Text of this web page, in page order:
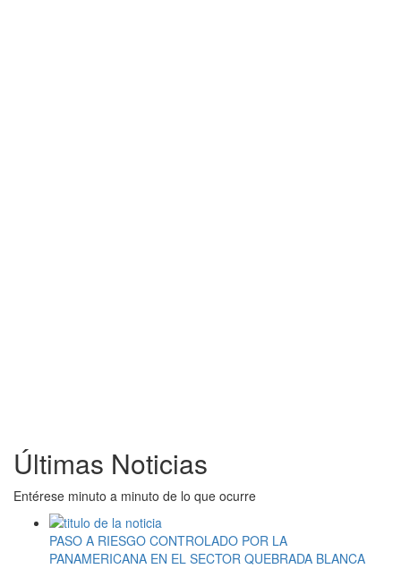
Últimas Noticias
Entérese minuto a minuto de lo que ocurre
PASO A RIESGO CONTROLADO POR LA
PANAMERICANA EN EL SECTOR QUEBRADA BLANCA